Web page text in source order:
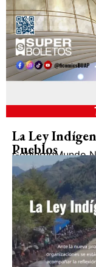
La Ley
Pueblos
GobiernoMundo